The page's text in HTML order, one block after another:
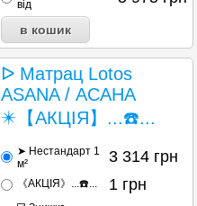
від
ᐅ Матрац Lotos
ASANA / АСАНА
✴️【АКЦІЯ】...☎️...
➤ Нестандарт 1
м²
3 314 грн
《АКЦІЯ》...☎️... 1 грн